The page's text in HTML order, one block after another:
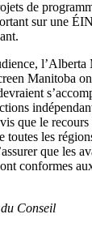
de
sur une
Manitoba
que le
toutes les
que les
conformes
Conseil